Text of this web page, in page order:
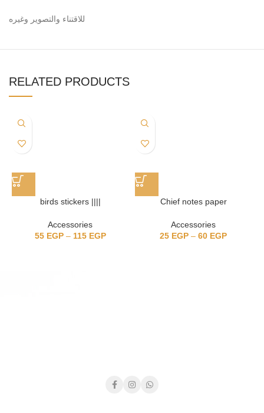
للاقتناء والتصوير وغيره
RELATED PRODUCTS
birds stickers ||||
Accessories
55 EGP – 115 EGP
Chief notes paper
Accessories
25 EGP – 60 EGP